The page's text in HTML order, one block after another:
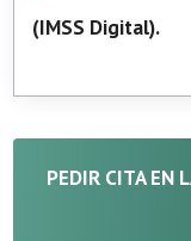
(IMSS Digital).
PEDIR CITA EN